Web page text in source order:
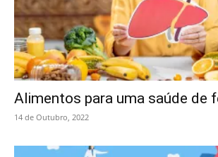
Alimentos para uma saúde de
14 de Outubro, 2022